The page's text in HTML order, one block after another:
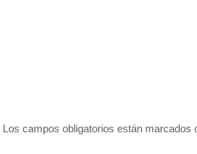
Los campos obligatorios están marcados